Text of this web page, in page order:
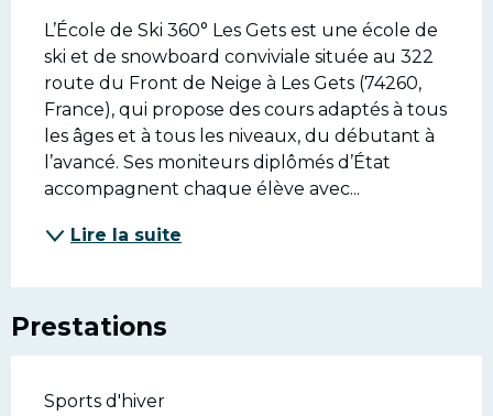
L’École de Ski 360° Les Gets est une école de
ski et de snowboard conviviale située au 322
route du Front de Neige à Les Gets (74260,
France), qui propose des cours adaptés à tous
les âges et à tous les niveaux, du débutant à
l’avancé. Ses moniteurs diplômés d’État
accompagnent chaque élève avec...
Lire la suite
Prestations
Sports d'hiver